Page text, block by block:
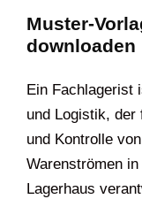
Muster-
downloaden
Ein Fachlagerist
und Logistik, der
und Kontrolle
Warenströmen
Lagerhaus